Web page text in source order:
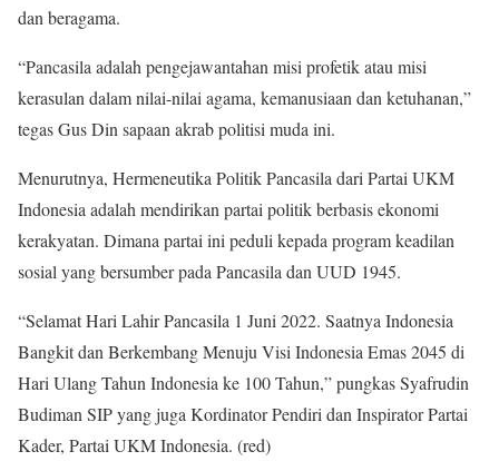
dan beragama.
“Pancasila adalah pengejawantahan misi profetik atau misi
kerasulan dalam nilai-nilai agama, kemanusiaan dan ketuhanan,”
tegas Gus Din sapaan akrab politisi muda ini.
Menurutnya, Hermeneutika Politik Pancasila dari Partai UKM
Indonesia adalah mendirikan partai politik berbasis ekonomi
kerakyatan. Dimana partai ini peduli kepada program keadilan
sosial yang bersumber pada Pancasila dan UUD 1945.
“Selamat Hari Lahir Pancasila 1 Juni 2022. Saatnya Indonesia
Bangkit dan Berkembang Menuju Visi Indonesia Emas 2045 di
Hari Ulang Tahun Indonesia ke 100 Tahun,” pungkas Syafrudin
Budiman SIP yang juga Kordinator Pendiri dan Inspirator Partai
Kader, Partai UKM Indonesia. (red)